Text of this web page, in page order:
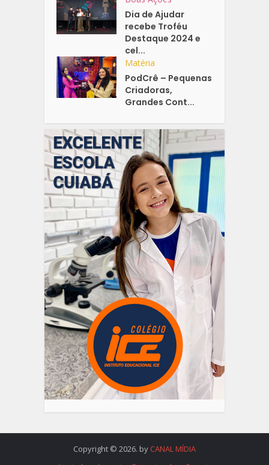
Dia de Ajudar
recebe Troféu
Destaque 2024 e
cel...
Matéria
PodCrê – Pequenas
Criadoras,
Grandes Cont...
Copyright © 2026. by CANAL MÍDIA